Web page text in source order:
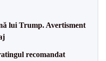
lui Trump. Avertisment
recomandat